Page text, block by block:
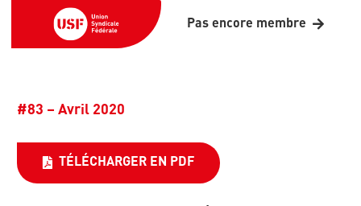
Pas encore membre
#83 – Avril 2020
TÉLÉCHARGER EN PDF